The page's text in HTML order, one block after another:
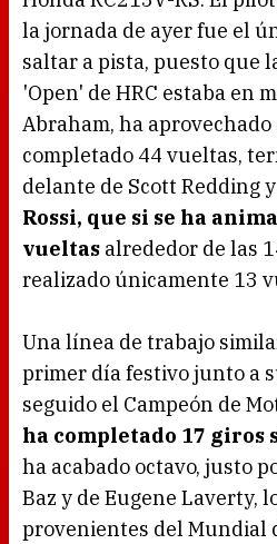
la jornada de ayer fue el
saltar a pista, puesto que
'Open' de HRC estaba en
Abraham, ha
completado 44 vueltas,
delante de Scott Redding
Rossi, que si se ha
vueltas alrededor de las
realizado únicamente 13
Una línea de trabajo
primer día festivo junto a
seguido el Campeón de
ha completado 17 giros
ha acabado octavo, justo
Baz y de Eugene Laverty,
provenientes del Mundial